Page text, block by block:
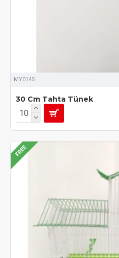
MY0145
30 Cm Tahta Tünek
FREE